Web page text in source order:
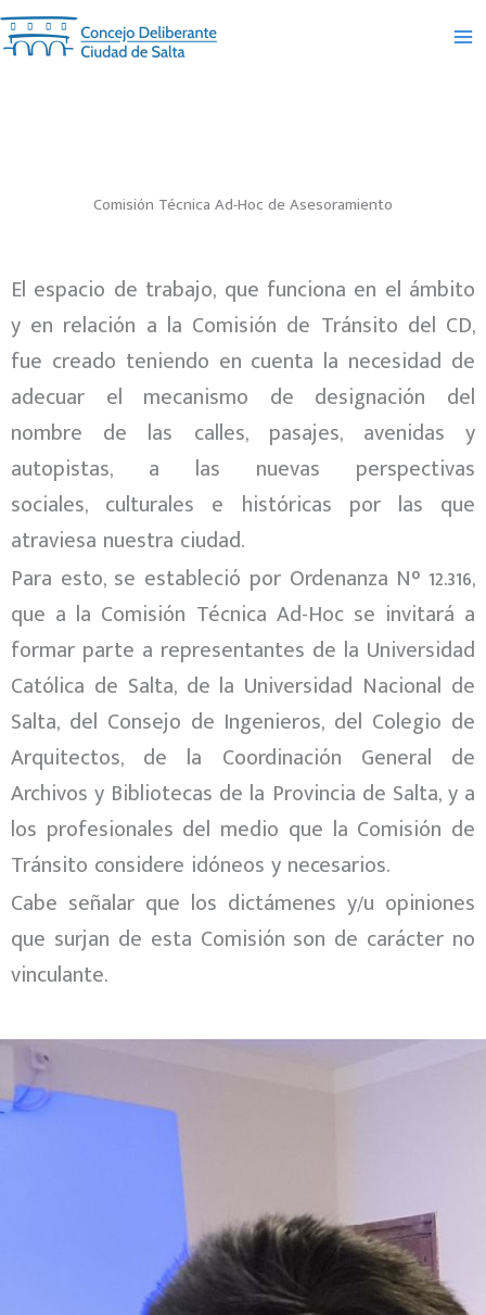
Ir
al
contenido
Comisión Técnica Ad-Hoc de Asesoramiento
El espacio de trabajo, que funciona en el ámbito
y en relación a la Comisión de Tránsito del CD,
fue creado teniendo en cuenta la necesidad de
adecuar el mecanismo de designación del
nombre de las calles, pasajes, avenidas y
autopistas, a las nuevas perspectivas
sociales, culturales e históricas por las que
atraviesa nuestra ciudad.
Para esto, se estableció por Ordenanza N° 12.316,
que a la Comisión Técnica Ad-Hoc se invitará a
formar parte a representantes de la Universidad
Católica de Salta, de la Universidad Nacional de
Salta, del Consejo de Ingenieros, del Colegio de
Arquitectos, de la Coordinación General de
Archivos y Bibliotecas de la Provincia de Salta, y a
los profesionales del medio que la Comisión de
Tránsito considere idóneos y necesarios.
Cabe señalar que los dictámenes y/u opiniones
que surjan de esta Comisión son de carácter no
vinculante.